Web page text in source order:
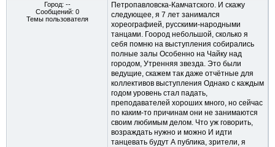
Город: --
Сообщений: 0
Темы пользователя
Петропавловска-Камчатского. И скажу
следующее, я 7 лет занимался
хореографией, русскими-народными
танцами. Гоород небольшой, сколько я
себя помню на выступления собирались
полные залы Особенно на Чайку над
городом, Утренняя звезда. Это были
ведущие, скажем так даже отчётные для
коллективов выступления Однако с каждым
годом уровень стал падать,
преподавателей хороших много, но сейчас
по каким-то причинам они не занимаются
своим любимым делом. Что уж говорить,
возраждать нужно и можно И идти
танцевать будут А публика, зрители, я